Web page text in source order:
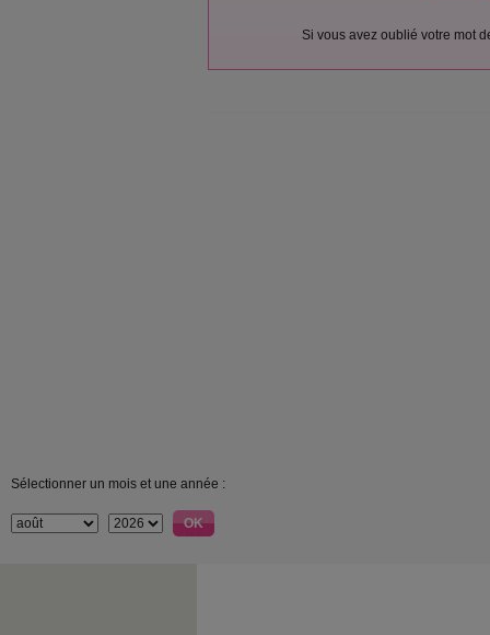
Si vous avez oublié votre mot
Sélectionner un mois et une année :